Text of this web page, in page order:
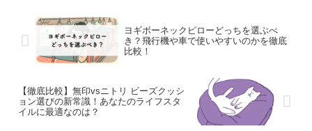
ヨギボーネックピローどっちを選ぶべ
き？飛行機や車で使いやすいのかを徹底
比較！
【徹底比較】無印vsニトリ ビーズクッシ
ョン選びの新常識！あなたのライフスタ
イルに最適なのは？